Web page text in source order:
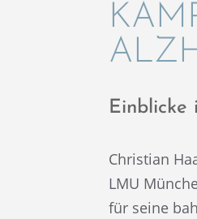
Einbli­cke
Chris­tian
LMU
für seine